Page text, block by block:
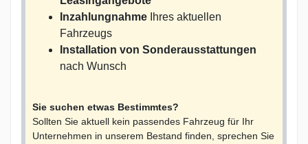
Inzahlungnahme Ihres aktuellen
Fahrzeugs
Installation von Sonderausstattungen
nach Wunsch
Sie suchen etwas Bestimmtes?
Sollten Sie aktuell kein passendes Fahrzeug für Ihr
Unternehmen in unserem Bestand finden, sprechen Sie